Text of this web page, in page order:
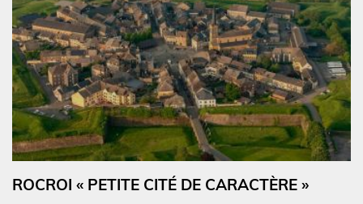
ROCROI « PETITE CITÉ DE CARACTÈRE »